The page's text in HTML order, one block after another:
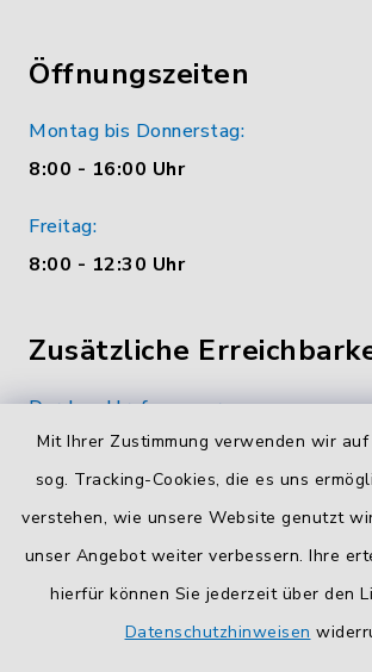
Mit Ihrer Zustimmung verwenden wir
sog. Tracking-Cookies, die es uns
verstehen, wie unsere Website genutzt
unser Angebot weiter verbessern. Ihre
hierfür können Sie jederzeit über den
Datenschutzhinweisen
Öffnungszeiten
Montag bis Donnerstag:
8:00 - 16:00 Uhr
Freitag:
8:00 - 12:30 Uhr
Zusätzliche
Durchwahlrufnummern
Die Durchwahlrufnummern unserer
und Mitarbeiter finden Siehier.
Kontaktformular
SicheresKontaktformularmit